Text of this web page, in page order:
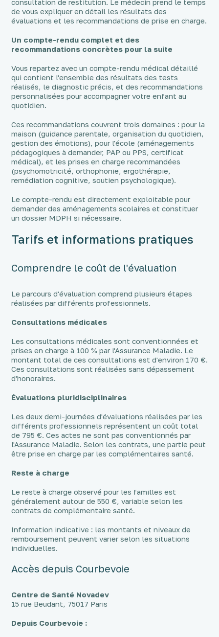
consultation de restitution. Le médecin prend le temps
de vous expliquer en détail les résultats des
évaluations et les recommandations de prise en charge.
Un compte-rendu complet et des
recommandations concrètes pour la suite
Vous repartez avec un compte-rendu médical détaillé
qui contient l'ensemble des résultats des tests
réalisés, le diagnostic précis, et des recommandations
personnalisées pour accompagner votre enfant au
quotidien.
Ces recommandations couvrent trois domaines : pour la
maison (guidance parentale, organisation du quotidien,
gestion des émotions), pour l'école (aménagements
pédagogiques à demander, PAP ou PPS, certificat
médical), et les prises en charge recommandées
(psychomotricité, orthophonie, ergothérapie,
remédiation cognitive, soutien psychologique).
Le compte-rendu est directement exploitable pour
demander des aménagements scolaires et constituer
un dossier MDPH si nécessaire.
Tarifs et informations pratiques
Comprendre le coût de l'évaluation
Le parcours d'évaluation comprend plusieurs étapes
réalisées par différents professionnels.
Consultations médicales
Les consultations médicales sont conventionnées et
prises en charge à 100 % par l'Assurance Maladie. Le
montant total de ces consultations est d'environ 170 €.
Ces consultations sont réalisées sans dépassement
d'honoraires.
Évaluations pluridisciplinaires
Les deux demi-journées d'évaluations réalisées par les
différents professionnels représentent un coût total
de 795 €. Ces actes ne sont pas conventionnés par
l'Assurance Maladie. Selon les contrats, une partie peut
être prise en charge par les complémentaires santé.
Reste à charge
Le reste à charge observé pour les familles est
généralement autour de 550 €, variable selon les
contrats de complémentaire santé.
Information indicative : les montants et niveaux de
remboursement peuvent varier selon les situations
individuelles.
Accès depuis Courbevoie
Centre de Santé Novadev
15 rue Beudant, 75017 Paris
Depuis Courbevoie :